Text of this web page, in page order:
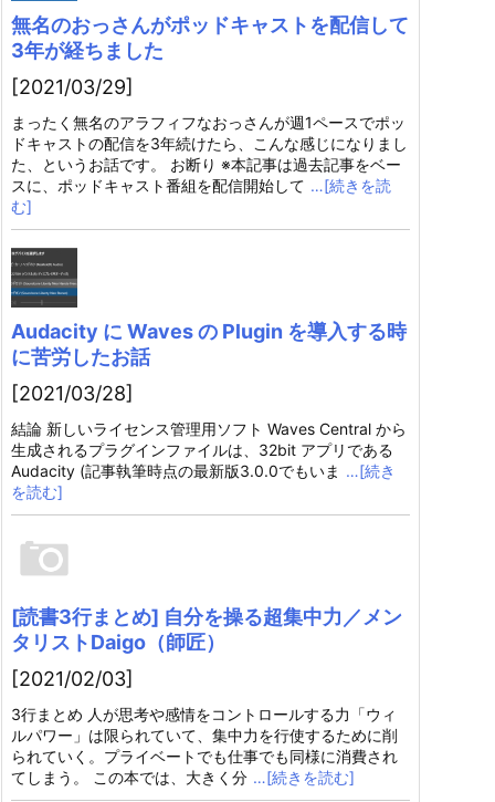
無名のおっさんがポッドキャストを配信して
3年が経ちました
[2021/03/29]
まったく無名のアラフィフなおっさんが週1ペースでポッ
ドキャストの配信を3年続けたら、こんな感じになりまし
た、というお話です。 お断り ※本記事は過去記事をベー
スに、ポッドキャスト番組を配信開始して …[続きを読
む]
Audacity に Waves の Plugin を導入する時
に苦労したお話
[2021/03/28]
結論 新しいライセンス管理用ソフト Waves Central から
生成されるプラグインファイルは、32bit アプリである
Audacity (記事執筆時点の最新版3.0.0でもいま …[続き
を読む]
[読書3行まとめ] 自分を操る超集中力／メン
タリストDaigo（師匠）
[2021/02/03]
3行まとめ 人が思考や感情をコントロールする力「ウィ
ルパワー」は限られていて、集中力を行使するために削
られていく。プライベートでも仕事でも同様に消費され
てしまう。 この本では、大きく分 …[続きを読む]